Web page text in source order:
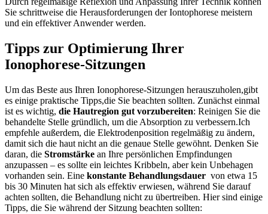
Sie schrittweise die Herausforderungen der Iontophorese meistern
und ein effektiver Anwender werden.
Tipps⁢ zur Optimierung Ihrer
‌Ionophorese-Sitzungen
Um das Beste ‍aus⁤ Ihren Ionophorese-Sitzungen ⁤herauszuholen,gibt
‍es ‍einige praktische Tipps,die Sie⁤ beachten sollten. Zunächst ‍einmal
ist es wichtig,‌ die Hautregion gut vorzubereiten:⁣ Reinigen Sie die
behandelte ⁤Stelle gründlich, um die Absorption⁤ zu ‍verbessern.Ich
empfehle außerdem, die Elektrodenposition regelmäßig zu ändern,
damit sich die ‌haut nicht an die ⁢genaue Stelle gewöhnt.‌ Denken Sie
daran, ‌die Stromstärke an Ihre‍ persönlichen Empfindungen
anzupassen – es ‌sollte‌ ein leichtes Kribbeln, aber kein Unbehagen
vorhanden sein.‌ Eine konstante Behandlungsdauer ‍ von ​etwa 15
bis 30 Minuten hat sich⁣ als ⁢effektiv erwiesen,‌ während ‌Sie darauf
achten sollten, die​ Behandlung nicht ⁣zu übertreiben. Hier sind‍ einige
⁢Tipps, ⁣die Sie während der Sitzung beachten sollten: